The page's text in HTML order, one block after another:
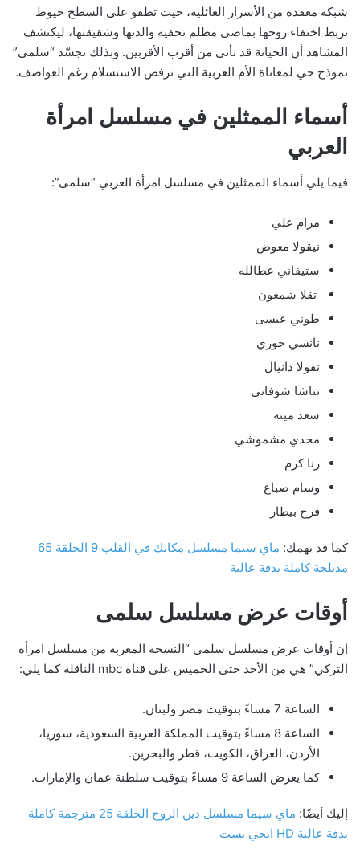
شبكة معقدة من الأسرار العائلية، حيث تطفو على السطح خيوط
تربط اختفاء زوجها بماضي مظلم تخفيه والدتها وشقيقتها، ليكتشف
المشاهد أن الخيانة قد تأتي من أقرب الأقربين. وبذلك تجسّد “سلمى”
نموذج حي لمعاناة الأم العربية التي ترفض الاستسلام رغم العواصف.
أسماء الممثلين في مسلسل امرأة
العربي
فيما يلي أسماء الممثلين في مسلسل امرأة العربي “سلمى”:
مرام علي
نيقولا معوض
ستيفاني عطالله
تقلا شمعون
طوني عيسى
نانسي خوري
نقولا دانيال
نتاشا شوفاني
سعد مينه
مجدي مشموشي
رنا كرم
وسام صباغ
فرح بيطار
كما قد يهمك:
ماي سيما مسلسل مكانك في القلب 9 الحلقة 65
مدبلجة كاملة بدقة عالية
أوقات عرض مسلسل سلمى
إن أوقات عرض مسلسل سلمى “النسخة المعربة من مسلسل امرأة
التركي” هي من الأحد حتى الخميس على قناة mbc الناقلة كما يلي:
الساعة 7 مساءً بتوقيت مصر ولبنان.
الساعة 8 مساءً بتوقيت المملكة العربية السعودية، سوريا،
الأردن، العراق، الكويت، قطر والبحرين.
كما يعرض الساعة 9 مساءً بتوقيت سلطنة عمان والإمارات.
إليك أيضًا:
ماي سيما مسلسل دين الروح الحلقة 25 مترجمة كاملة
بدقة عالية HD ايجي بست